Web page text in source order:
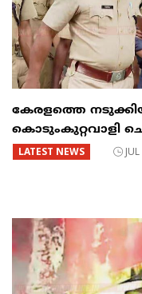
കേരളത്തെ
കൊടുംകുറ്റവാളി
LATEST NEWS